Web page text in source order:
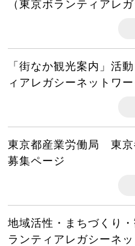
（東京ボランティアレ
「街なか観光案内」活
ィアレガシーネットワー
東京都産業労働局 東京
募集ページ
地域活性・まちづくり
ランティアレガシーネッ